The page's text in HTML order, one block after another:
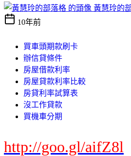
黃慧玲的
10年前
買車頭期款刷卡
辦信貸條件
房屋借款利率
房屋貸款利率比較
房貸利率試算表
沒工作貸款
買機車分期
http://goo.gl/aifZ8l